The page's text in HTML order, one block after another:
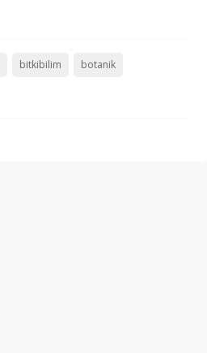
bitkibilim botanik